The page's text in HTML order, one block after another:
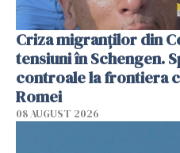
Criza migranților din
tensiuni în Schengen.
controale la frontiera
Romei
08 AUGUST 2026